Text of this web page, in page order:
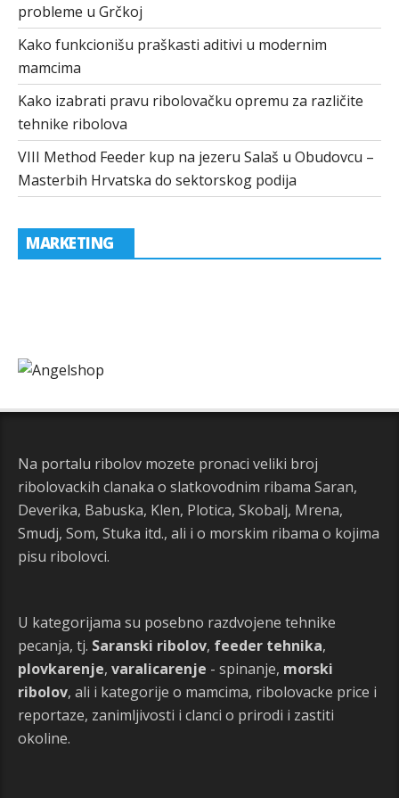
probleme u Grčkoj
Kako funkcionišu praškasti aditivi u modernim
mamcima
Kako izabrati pravu ribolovačku opremu za različite
tehnike ribolova
VIII Method Feeder kup na jezeru Salaš u Obudovcu –
Masterbih Hrvatska do sektorskog podija
MARKETING
Na portalu ribolov mozete pronaci veliki broj
ribolovackih clanaka o slatkovodnim ribama Saran,
Deverika, Babuska, Klen, Plotica, Skobalj, Mrena,
Smudj, Som, Stuka itd., ali i o morskim ribama o kojima
pisu ribolovci.
U kategorijama su posebno razdvojene tehnike
pecanja, tj. Saranski ribolov, feeder tehnika,
plovkarenje, varalicarenje - spinanje, morski
ribolov, ali i kategorije o mamcima, ribolovacke price i
reportaze, zanimljivosti i clanci o prirodi i zastiti
okoline.